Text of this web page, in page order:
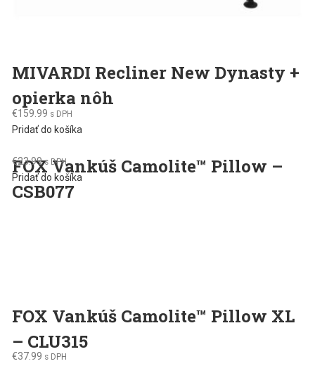
MIVARDI Recliner New Dynasty +
opierka nôh
€159.99 s DPH
Pridať do košíka
FOX Vankúš Camolite™ Pillow –
CSB077
€23.99 s DPH
Pridať do košíka
FOX Vankúš Camolite™ Pillow XL
– CLU315
€37.99 s DPH